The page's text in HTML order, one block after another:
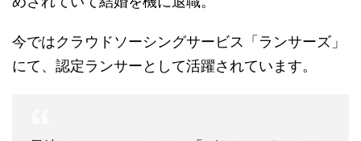
今ではクラウドソーシングサービス「ランサーズ」
にて、認定ランサーとして活躍されています。